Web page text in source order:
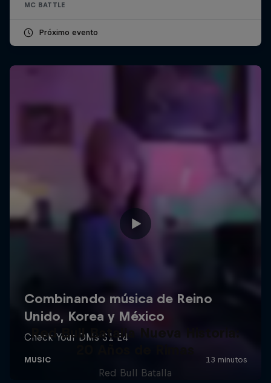
MC BATTLE
Próximo evento
Red Bull Batalla Nueva Historia:
Red Bull Batalla